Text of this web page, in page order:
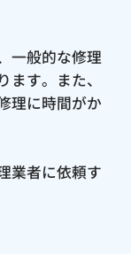
一般的な修理
す。また、
理に時間がか
業者に依頼す